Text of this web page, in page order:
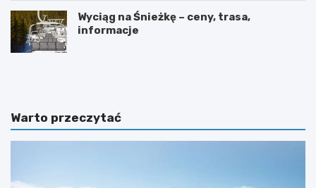
Wyciąg na Śnieżkę – ceny, trasa,
informacje
W
O
w
c
m
O
b
o
t
i
Warto przeczytać